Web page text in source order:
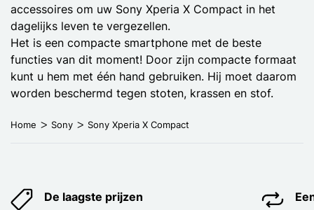
accessoires om uw Sony Xperia X Compact in het
dagelijks leven te vergezellen.
Het is een compacte smartphone met de beste
functies van dit moment! Door zijn compacte formaat
kunt u hem met één hand gebruiken. Hij moet daarom
worden beschermd tegen stoten, krassen en stof.
Home Sony Sony Xperia X Compact
De laagste prijzen